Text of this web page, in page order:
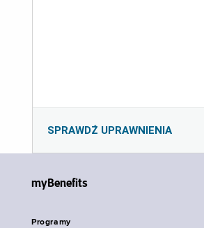
SPRAWDŹ UPRAWNIENIA
myBenefits
Programy